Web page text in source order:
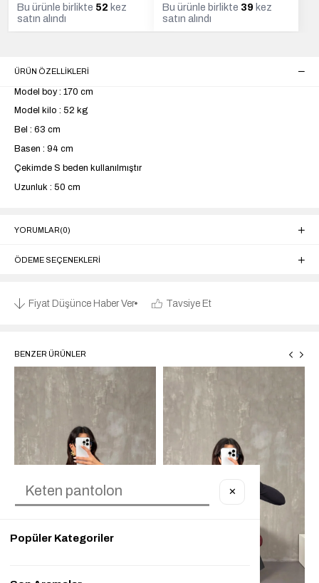
Bu ürünle birlikte 52 kez
satın alındı
Bu ürünle birlikte 39 kez
satın alındı
ÜRÜN ÖZELLIKLERI
Model boy : 170 cm
Model kilo : 52 kg
Bel : 63 cm
Basen : 94 cm
Çekimde S beden kullanılmıştır
Uzunluk : 50 cm
YORUMLAR(0)
ÖDEME SEÇENEKLERI
Fiyat Düşünce Haber Ver Tavsiye Et
BENZER ÜRÜNLER
✕
Popüler Kategoriler